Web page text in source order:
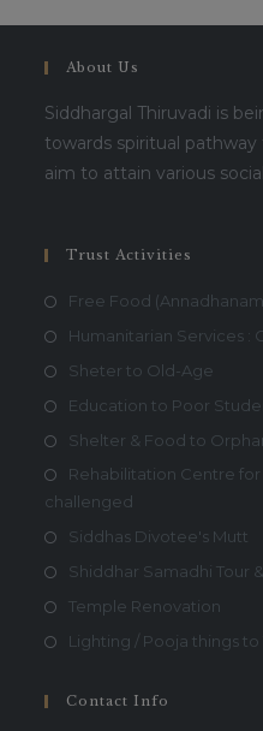
About Us
Siddhargal Thiruvadi is
towards spiritual
aim to attain various
Trust Activities
Free Food
Humanitarian Services :
Sheter to Old-Age
Education to Poor
Shelter & Food to
Rehabilitation Centre for
challenged
Siddhas Divotee's Mutt
Shiddhar Samadhi Tour
Temple Renovation
Lighting / Pooja things to
Contact Info